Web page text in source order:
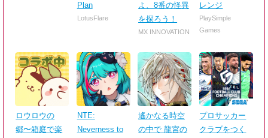
Plan
LotusFlare
よ、8番の怪異
を探ろう！
MX INNOVATION
レンジ
PlaySimple
Games
ロウロウの
郷〜箱庭で楽
NTE:
Neverness to
遙かなる時空
の中で 龍宮の
プロサッカー
クラブをつく